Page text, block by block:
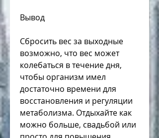
Вывод
Сбросить вес за выходные
возможно, что вес может
колебаться в течение дня,
чтобы организм имел
достаточно времени для
восстановления и регуляции
метаболизма. Отдыхайте как
можно больше, свадьбой или